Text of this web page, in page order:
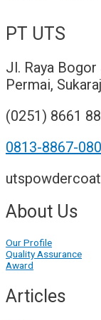
PT UTS
Jl. Raya
Permai,
(0251) 8661
0813-8867-
About Us
Our Profile
Quality Assurance
Award
Articles